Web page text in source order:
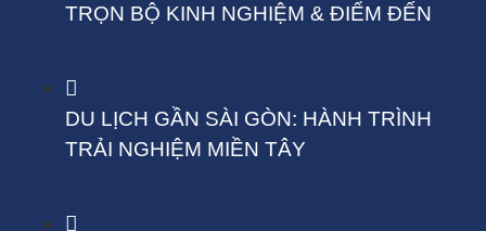
TRỌN BỘ KINH NGHIỆM & ĐIỂM ĐẾN
DU LỊCH GẦN SÀI GÒN: HÀNH TRÌNH
TRẢI NGHIỆM MIỀN TÂY